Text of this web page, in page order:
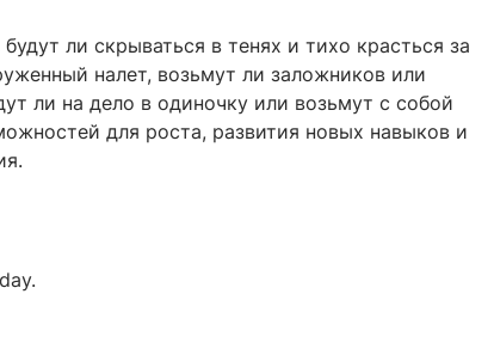
ли скрываться в тенях и тихо красться за
налет, возьмут ли заложников или
ли на дело в одиночку или возьмут с собой
для роста, развития новых навыков и